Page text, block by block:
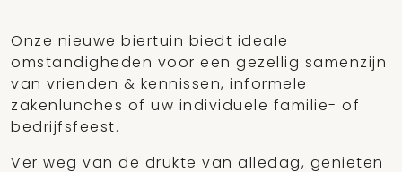
Onze nieuwe biertuin biedt ideale
omstandigheden voor een gezellig samenzijn
van vrienden & kennissen, informele
zakenlunches of uw individuele familie- of
bedrijfsfeest.
Ver weg van de drukte van alledag, genieten